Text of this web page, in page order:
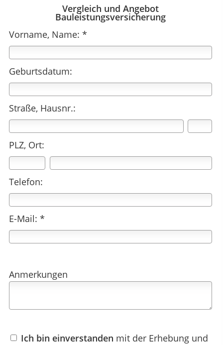
Vergleich und Angebot
Bauleistungsversicherung
Vorname, Name: *
Geburtsdatum:
Straße, Hausnr.:
PLZ, Ort:
Telefon:
E-Mail: *
Anmerkungen
Ich bin einverstanden mit der Erhebung und